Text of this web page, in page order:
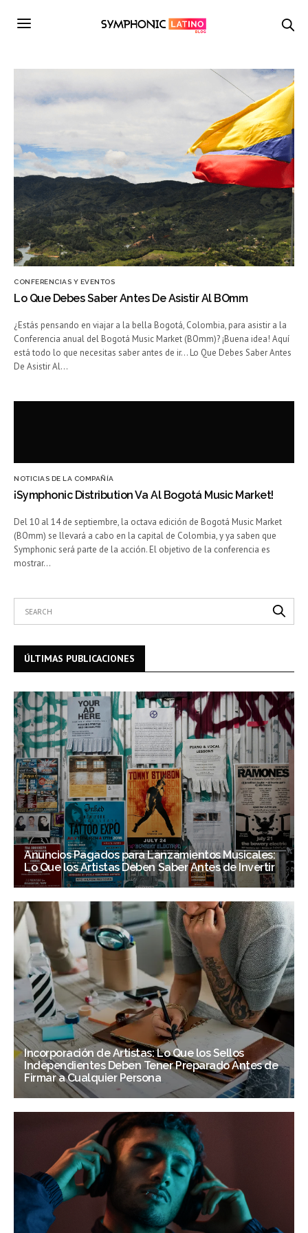
CONFERENCIAS Y EVENTOS
Lo Que Debes Saber Antes De Asistir Al BOmm
¿Estás pensando en viajar a la bella Bogotá, Colombia, para asistir a la
Conferencia anual del Bogotá Music Market (BOmm)? ¡Buena idea! Aquí
está todo lo que necesitas saber antes de ir… Lo Que Debes Saber Antes
De Asistir Al…
NOTICIAS DE LA COMPAÑÍA
¡Symphonic Distribution Va Al Bogotá Music Market!
Del 10 al 14 de septiembre, la octava edición de Bogotá Music Market
(BOmm) se llevará a cabo en la capital de Colombia, y ya saben que
Symphonic será parte de la acción. El objetivo de la conferencia es
mostrar…
ÚLTIMAS PUBLICACIONES
Anuncios Pagados para Lanzamientos Musicales:
Lo Que los Artistas Deben Saber Antes de Invertir
Incorporación de Artistas: Lo Que los Sellos
Independientes Deben Tener Preparado Antes de
Firmar a Cualquier Persona